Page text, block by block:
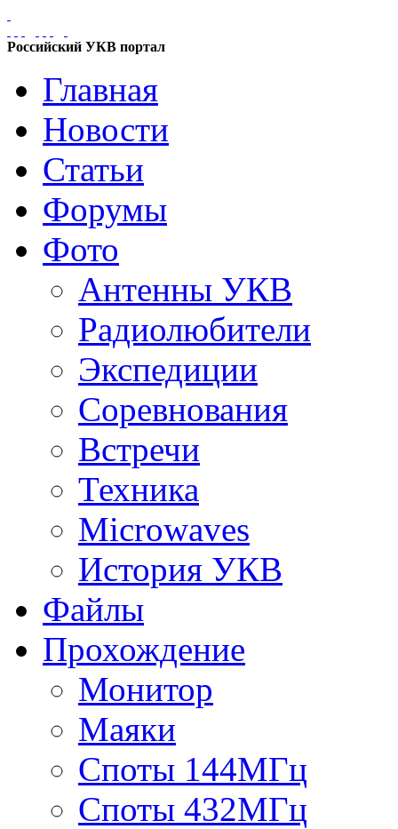
Российский УКВ портал
Главная
Новости
Статьи
Форумы
Фото
Антенны УКВ
Радиолюбители
Экспедиции
Соревнования
Встречи
Техника
Microwaves
История УКВ
Файлы
Прохождение
Монитор
Маяки
Споты 144МГц
Споты 432МГц